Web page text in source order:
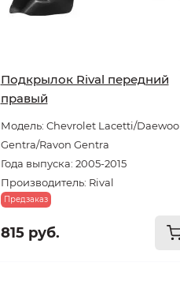
Подкрылок Rival передний
правый
Модель: Chevrolet Lacetti/Daewoo
Gentra/Ravon Gentra
Года выпуска: 2005-2015
Производитель: Rival
Предзаказ
815 руб.